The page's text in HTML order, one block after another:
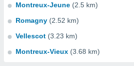
Montreux-Jeune (2.5 km)
Romagny (2.52 km)
Vellescot (3.23 km)
Montreux-Vieux (3.68 km)